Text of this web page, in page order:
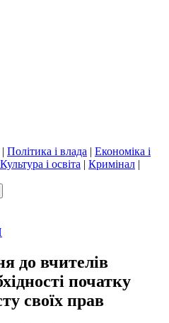
| Політика і влада | Економіка і
Культура і освіта | Кримінал |
до вчителів
початку
своїх прав